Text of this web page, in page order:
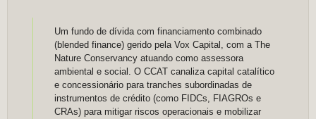
Um fundo de dívida com financiamento combinado
(blended finance) gerido pela Vox Capital, com a The
Nature Conservancy atuando como assessora
ambiental e social. O CCAT canaliza capital catalítico
e concessionário para tranches subordinadas de
instrumentos de crédito (como FIDCs, FIAGROs e
CRAs) para mitigar riscos operacionais e mobilizar